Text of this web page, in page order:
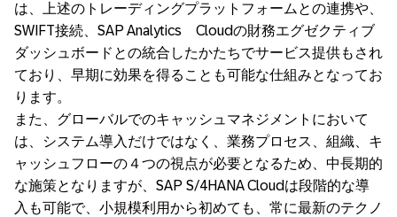
は、上述のトレーディングプラットフォームとの連携や、
SWIFT接続、SAP Analytics Cloudの財務エグゼクティブ
ダッシュボードとの統合したかたちでサービス提供もされ
ており、早期に効果を得ることも可能な仕組みとなってお
ります。
また、グローバルでのキャッシュマネジメントにおいて
は、システム導入だけではなく、業務プロセス、組織、キ
ャッシュフローの４つの視点が必要となるため、中長期的
な施策となりますが、SAP S/4HANA Cloudは段階的な導
入も可能で、小規模利用から初めても、常に最新のテクノ